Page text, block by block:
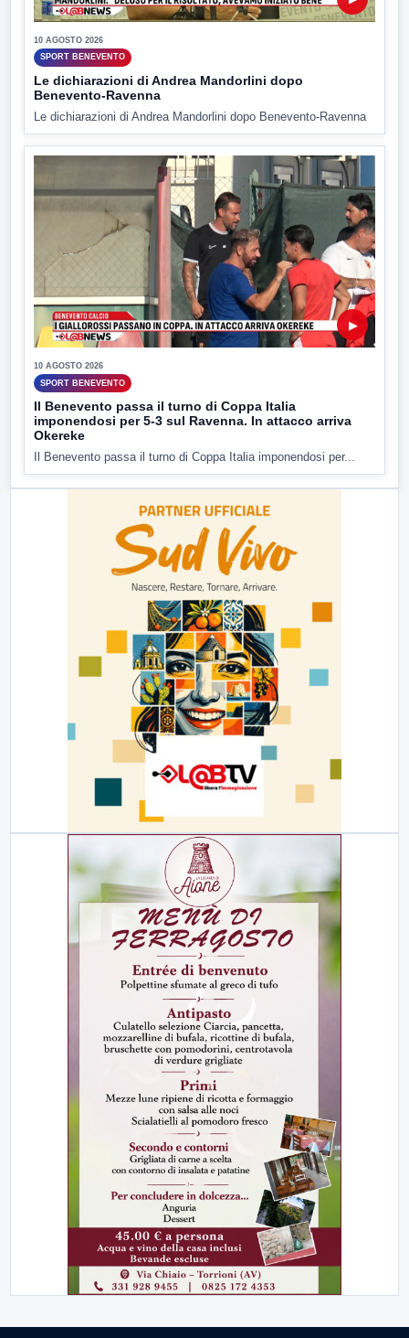
10 AGOSTO 2026
SPORT BENEVENTO
Le dichiarazioni di Andrea Mandorlini dopo
Benevento-Ravenna
Le dichiarazioni di Andrea Mandorlini dopo Benevento-Ravenna
▶
10 AGOSTO 2026
SPORT BENEVENTO
Il Benevento passa il turno di Coppa Italia
imponendosi per 5-3 sul Ravenna. In attacco arriva
Okereke
Il Benevento passa il turno di Coppa Italia imponendosi per...